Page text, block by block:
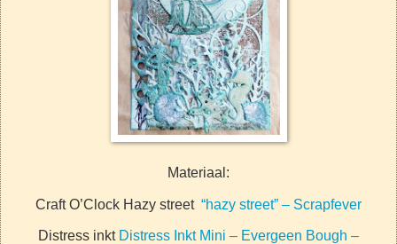
Materiaal:
Craft O’Clock Hazy street “hazy street” – Scrapfever
Distress inkt Distress Inkt Mini – Evergeen Bough –